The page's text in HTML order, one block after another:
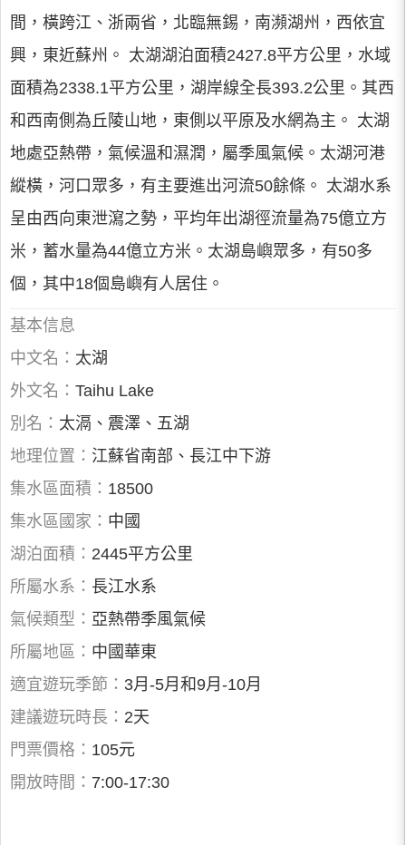
間，橫跨江、浙兩省，北臨無錫，南瀕湖州，西依宜
興，東近蘇州。 太湖湖泊面積2427.8平方公里，水域
面積為2338.1平方公里，湖岸線全長393.2公里。其西
和西南側為丘陵山地，東側以平原及水網為主。 太湖
地處亞熱帶，氣候溫和濕潤，屬季風氣候。太湖河港
縱橫，河口眾多，有主要進出河流50餘條。 太湖水系
呈由西向東泄瀉之勢，平均年出湖徑流量為75億立方
米，蓄水量為44億立方米。太湖島嶼眾多，有50多
個，其中18個島嶼有人居住。
基本信息
中文名： 太湖
外文名： Taihu Lake
別名： 太滆、震澤、五湖
地理位置： 江蘇省南部、長江中下游
集水區面積： 18500
集水區國家： 中國
湖泊面積： 2445平方公里
所屬水系： 長江水系
氣候類型： 亞熱帶季風氣候
所屬地區： 中國華東
適宜遊玩季節： 3月-5月和9月-10月
建議遊玩時長： 2天
門票價格： 105元
開放時間： 7:00-17:30